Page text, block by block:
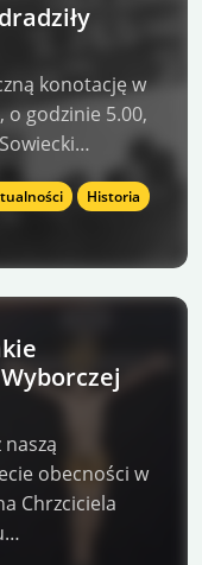
konotację w
o godzinie 5.00,
Historia
obecności w
Chrzciciela